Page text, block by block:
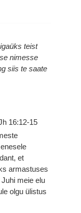
teist
nimesse
siis te saate
16:12-15
et
armastuses
meie elu
olgu ülistus